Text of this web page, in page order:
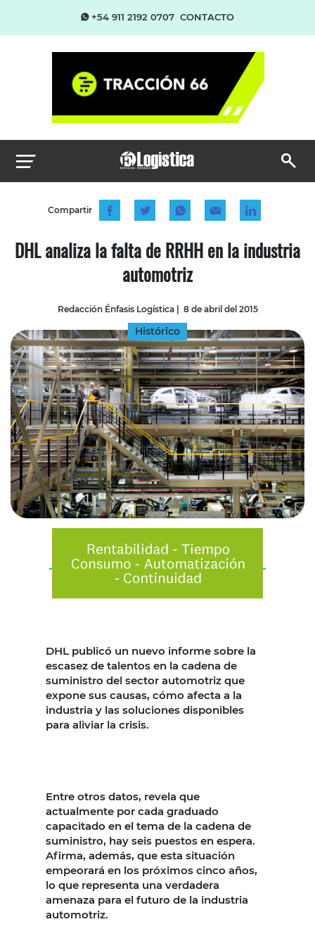
+54 911 2192 0707 CONTACTO
Compartir
DHL analiza la falta de RRHH en la industria
automotriz
Redacción Énfasis Logística| 8 de abril del 2015
Histórico
DHL publicó un nuevo informe sobre la
escasez de talentos en la cadena de
suministro del sector automotriz que
expone sus causas, cómo afecta a la
industria y las soluciones disponibles
para aliviar la crisis.
Entre otros datos, revela que
actualmente por cada graduado
capacitado en el tema de la cadena de
suministro, hay seis puestos en espera.
Afirma, además, que esta situación
empeorará en los próximos cinco años,
lo que representa una verdadera
amenaza para el futuro de la industria
automotriz.